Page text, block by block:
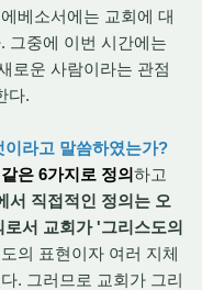
베소서에는 교회에 대
그중에 이번 시간에는
로운 사람이라는 관점
다.
이라고 말씀하였는가?
은 6가지로 정의하고
서 직접적인 정의는 오
서 교회가 '그리스도의
의 표현이자 여러 지체
. 그러므로 교회가 그리